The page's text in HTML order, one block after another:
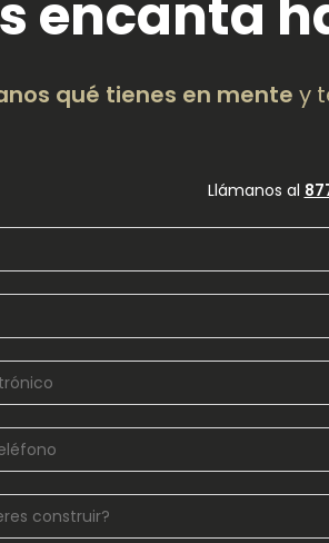
encanta
qué tienes en mente y
Llámanos al